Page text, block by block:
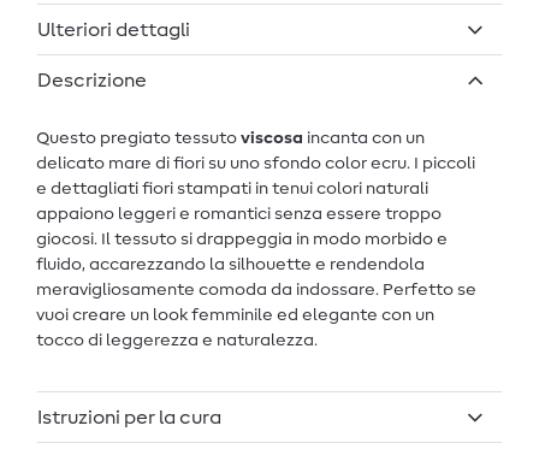
Ulteriori dettagli
Descrizione
Questo pregiato tessuto viscosa incanta con un
delicato mare di fiori su uno sfondo color ecru. I piccoli
e dettagliati fiori stampati in tenui colori naturali
appaiono leggeri e romantici senza essere troppo
giocosi. Il tessuto si drappeggia in modo morbido e
fluido, accarezzando la silhouette e rendendola
meravigliosamente comoda da indossare. Perfetto se
vuoi creare un look femminile ed elegante con un
tocco di leggerezza e naturalezza.
Istruzioni per la cura